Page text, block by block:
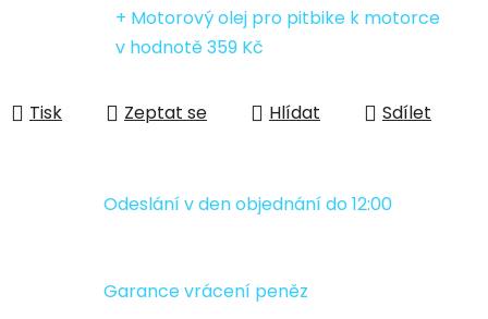
+ Motorový olej pro pitbike k motorce
v hodnotě 359 Kč
Tisk Zeptat se Hlídat Sdílet
Odeslání v den objednání do 12:00
Garance vrácení peněz